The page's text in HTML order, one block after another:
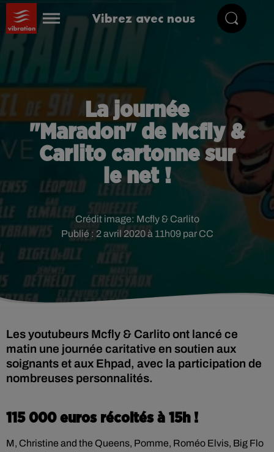
Vibrez avec nous
La journée
"Maradon" de Mcfly &
Carlito cartonne sur
le net !
Publié : 2 avril 2020 à 11h09 par CC
Crédit image: Mcfly & Carlito
Les youtubeurs Mcfly & Carlito ont lancé ce
matin une journée caritative en soutien aux
soignants et aux Ehpad, avec la participation de
nombreuses personnalités.
115 000 euros récoltés à 15h !
M, Christine and the Queens, Pomme, Roméo Elvis, Big Flo